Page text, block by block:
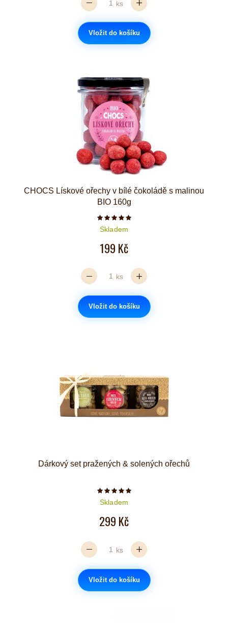
ks
Vložit do košíku
CHOCS Lískové ořechy v bílé čokoládě s malinou
BIO 160g
Počet hvězdiček je 5 z 5
Skladem
199 Kč
ks
Vložit do košíku
Dárkový set pražených & solených ořechů
Počet hvězdiček je 5 z 5
Skladem
299 Kč
ks
Vložit do košíku